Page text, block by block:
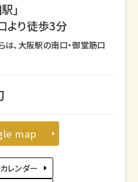
」
より徒歩3分
、大阪駅の南口・御堂筋口
map
レンダー